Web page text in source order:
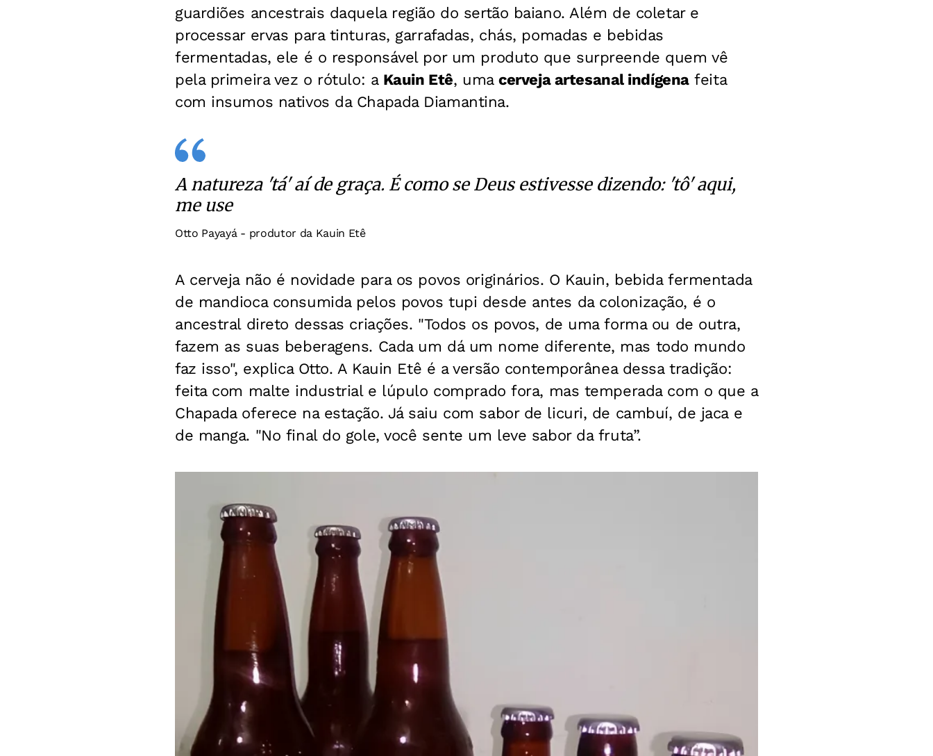
guardiões ancestrais daquela região do sertão baiano. Além de coletar e
processar ervas para tinturas, garrafadas, chás, pomadas e bebidas
fermentadas, ele é o responsável por um produto que surpreende quem vê
pela primeira vez o rótulo: a Kauin Etê, umacerveja artesanal indígenafeita
com insumos nativos da Chapada Diamantina.
A natureza 'tá' aí de graça. É como se Deus estivesse dizendo: 'tô' aqui,
me use
Otto Payayá - produtor da Kauin Etê
A cerveja não é novidade para os povos originários. O Kauin, bebida fermentada
de mandioca consumida pelos povos tupi desde antes da colonização, é o
ancestral direto dessas criações. "Todos os povos, de uma forma ou de outra,
fazem as suas beberagens. Cada um dá um nome diferente, mas todo mundo
faz isso", explica Otto. A Kauin Etê é a versão contemporânea dessa tradição:
feita com malte industrial e lúpulo comprado fora, mas temperada com o que a
Chapada oferece na estação. Já saiu com sabor de licuri, de cambuí, de jaca e
de manga. "No final do gole, você sente um leve sabor da fruta”.